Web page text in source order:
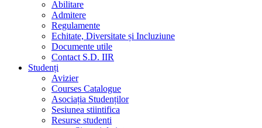
Abilitare
Admitere
Regulamente
Echitate, Diversitate și Incluziune
Documente utile
Contact S.D. IIR
Studenți
Avizier
Courses Catalogue
Asociația Studenților
Sesiunea stiintifica
Resurse studenti